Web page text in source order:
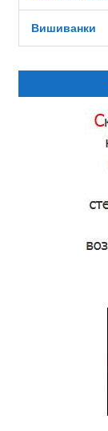
Вишиванки